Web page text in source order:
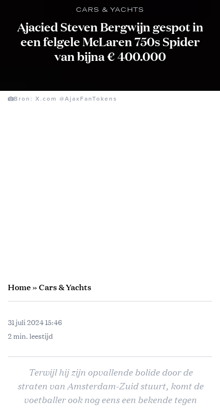
CARS & YACHTS
Ajacied Steven Bergwijn gespot in
een felgele McLaren 750s Spider
van bijna € 400.000
Bron: X.com @AjaxFanTokens
Home»Cars & Yachts
31 juli 2024 15:46
2 min. leestijd
Terwijl hij zijn opvallende bolide door de
straten van Amsterdam-Zuid stuurt, komt de
voetballer ook nog eens een bekende tegen